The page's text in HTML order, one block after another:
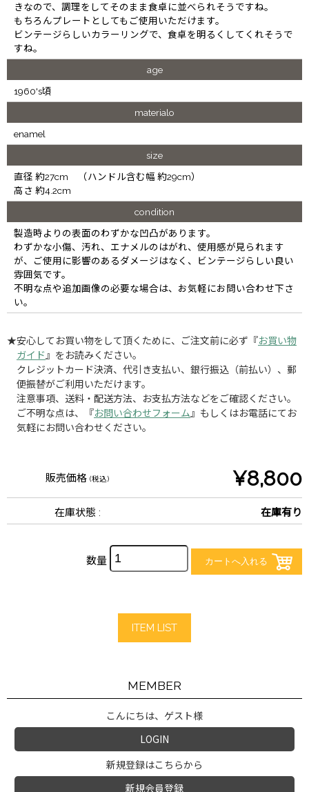
きなので、調理をしてそのまま食卓に並べられそうですね。
もちろんプレートとしてもご使用いただけます。
ビンテージらしいカラーリングで、食卓を明るくしてくれそうで
すね。
age
1960's頃
materialo
enamel
size
直径 約27cm （ハンドル含む幅 約29cm）
高さ 約4.2cm
condition
製造時よりの表面のわずかな凹凸があります。
わずかな小傷、汚れ、エナメルのはがれ、使用感が見られます
が、ご使用に影響のあるダメージはなく、ビンテージらしい良い
雰囲気です。
不明な点や追加画像の必要な場合は、お気軽にお問い合わせ下さ
い。
★安心してお買い物をして頂くために、ご注文前に必ず『お買い物
ガイド 』をお読みください。
クレジットカード決済、代引き支払い、銀行振込（前払い）、郵
便振替がご利用いただけます。
注意事項、送料・配送方法、お支払方法などをご確認ください。
ご不明な点は、『お問い合わせフォーム 』もしくはお電話にてお
気軽にお問い合わせください。
販売価格 (税込) ¥8,800
在庫状態 : 在庫有り
数量
ITEM LIST
MEMBER
こんにちは、ゲスト様
LOGIN
新規登録はこちらから
新規会員登録